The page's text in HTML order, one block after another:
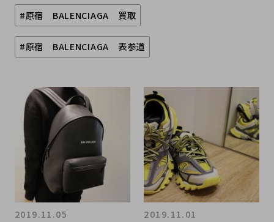
#原宿 BALENCIAGA 買取
#原宿 BALENCIAGA 表参道
2019.11.05
2019.11.01